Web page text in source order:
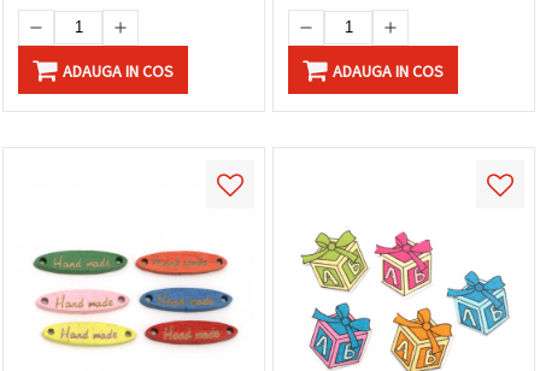
ADAUGA IN COS ADAUGA IN COS